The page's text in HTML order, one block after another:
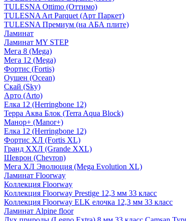
TULESNA Ottimo (Оттимо)
TULESNA Art Parquet (Арт Паркет)
TULESNA Премиум (на АБА плите)
Ламинат
Ламинат MY STEP
Мега 8 (Mega)
Мега 12 (Mega)
Фортис (Fortis)
Оушен (Ocean)
Скай (Sky)
Арто (Arto)
Елка 12 (Herringbone 12)
Терра Аква Блок (Terra Aqua Block)
Манор+ (Manor+)
Елка 12 (Herringbone 12)
Фортис ХЛ (Fortis XL)
Гранд ХХЛ (Grande XXL)
Шеврон (Chevron)
Мега ХЛ Эволюция (Mega Evolution XL)
Ламинат Floorway
Коллекция Floorway
Коллекция Floorway Prestige 12,3 мм 33 класс
Коллекция Floorway ELK елочка 12,3 мм 33 класс
Ламинат Alpine floor